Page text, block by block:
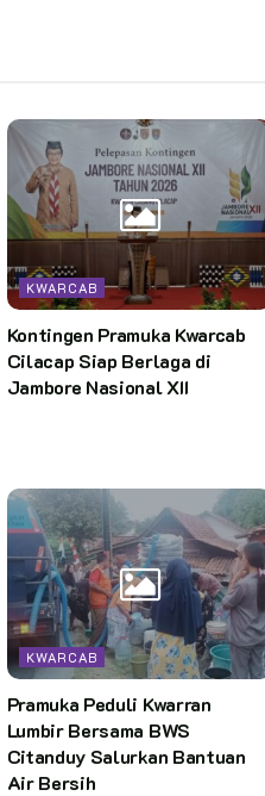
KWARCAB
Kontingen Pramuka Kwarcab
Cilacap Siap Berlaga di
Jambore Nasional XII
KWARCAB
Pramuka Peduli Kwarran
Lumbir Bersama BWS
Citanduy Salurkan Bantuan
Air Bersih